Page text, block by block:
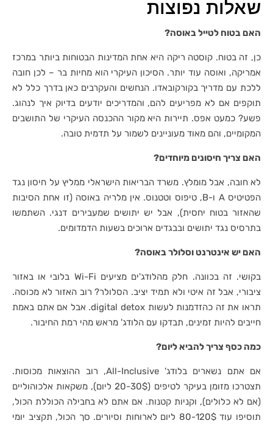
שאלות נפוצות
האם בטוח לטייל באוסה?
כן, זה בטוח. קוסטה ריקה היא אחת המדינות הבטוחות ביותר במרכז
אמריקה, ואוסה עוד יותר. הסיכון העיקרי הוא מחיות בר – לכן חובה
ללכת עם מדריך בקורקובאדו. הנחשים והעקרבים כאן בדרך כלל לא
תוקפים אם לא מפריעים להם, והמדריכים יודעים בדיוק איך לנהוג.
פשע? כמעט אפס. תיירות היא מקור ההכנסה העיקרי של התושבים
המקומיים, והם מאוד מעוניינים לשמור על תדמית טובה.
האם צריך חיסונים מיוחדים?
לא חובה, אבל מומלץ. משרד הבריאות הישראלי ממליץ על חיסון נגד
הפטיטיס A ו-B, טיפוס וטטנוס. אין מלריה באוסה (זו אחת הסיבות
שהאזור בטוח יחסית), אבל יש יתושים שמעבירים דנגי. השתמשו
בתרסיס נגד יתושים ובבגדים ארוכים בשעות הדמדומים.
האם יש אינטרנט וסלולר באוסה?
בקושי. זה בכוונה. חלק מהלודג'ים מציעים Wi-Fi בלובי או באזור
ציבורי, אבל זה איטי ולא תמיד יציב. הסלולר? רוב האזור לא מכוסה.
תראו את זה כהזדמנות לעשות digital detox. אבל אם אתם באמת
חייבים להיות זמינים, תבדקו עם הלודג' מראש מהי רמת החיבור.
כמה כסף צריך להביא ליום?
אם אתם נשארים בלודג' All-Inclusive, רוב ההוצאות מכוסות.
תצטרכו מזומן בעיקר לטיפים (20-30$ ליום), משקאות אלכוהוליים
(אם לא כלולים), וקניות קטנות. אם אתם לא בחבילה הכוללת הכול,
תוסיפו עוד 80-120$ ליום לארוחות וסיורים. סך הכול, תקציב יומי